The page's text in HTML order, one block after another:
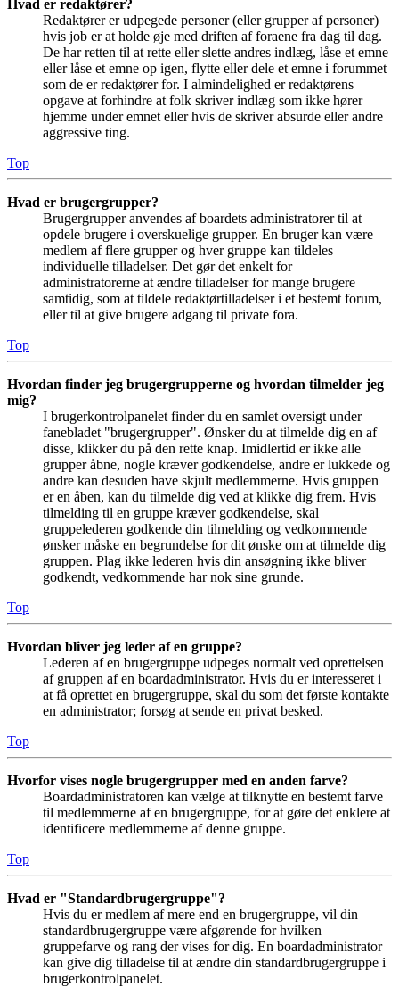
Hvad er redaktører?
Redaktører er udpegede personer (eller grupper af personer)
hvis job er at holde øje med driften af foraene fra dag til dag.
De har retten til at rette eller slette andres indlæg, låse et emne
eller låse et emne op igen, flytte eller dele et emne i forummet
som de er redaktører for. I almindelighed er redaktørens
opgave at forhindre at folk skriver indlæg som ikke hører
hjemme under emnet eller hvis de skriver absurde eller andre
aggressive ting.
Top
Hvad er brugergrupper?
Brugergrupper anvendes af boardets administratorer til at
opdele brugere i overskuelige grupper. En bruger kan være
medlem af flere grupper og hver gruppe kan tildeles
individuelle tilladelser. Det gør det enkelt for
administratorerne at ændre tilladelser for mange brugere
samtidig, som at tildele redaktørtilladelser i et bestemt forum,
eller til at give brugere adgang til private fora.
Top
Hvordan finder jeg brugergrupperne og hvordan tilmelder jeg
mig?
I brugerkontrolpanelet finder du en samlet oversigt under
fanebladet "brugergrupper". Ønsker du at tilmelde dig en af
disse, klikker du på den rette knap. Imidlertid er ikke alle
grupper åbne, nogle kræver godkendelse, andre er lukkede og
andre kan desuden have skjult medlemmerne. Hvis gruppen
er en åben, kan du tilmelde dig ved at klikke dig frem. Hvis
tilmelding til en gruppe kræver godkendelse, skal
gruppelederen godkende din tilmelding og vedkommende
ønsker måske en begrundelse for dit ønske om at tilmelde dig
gruppen. Plag ikke lederen hvis din ansøgning ikke bliver
godkendt, vedkommende har nok sine grunde.
Top
Hvordan bliver jeg leder af en gruppe?
Lederen af en brugergruppe udpeges normalt ved oprettelsen
af gruppen af en boardadministrator. Hvis du er interesseret i
at få oprettet en brugergruppe, skal du som det første kontakte
en administrator; forsøg at sende en privat besked.
Top
Hvorfor vises nogle brugergrupper med en anden farve?
Boardadministratoren kan vælge at tilknytte en bestemt farve
til medlemmerne af en brugergruppe, for at gøre det enklere at
identificere medlemmerne af denne gruppe.
Top
Hvad er "Standardbrugergruppe"?
Hvis du er medlem af mere end en brugergruppe, vil din
standardbrugergruppe være afgørende for hvilken
gruppefarve og rang der vises for dig. En boardadministrator
kan give dig tilladelse til at ændre din standardbrugergruppe i
brugerkontrolpanelet.